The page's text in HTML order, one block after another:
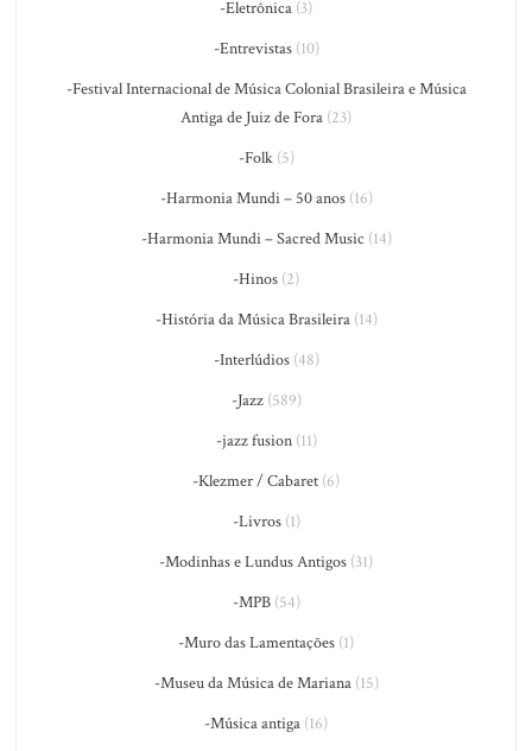
-Eletrônica (3)
-Entrevistas(10)
-Festival Internacional de Música Colonial Brasileira e Música
Antiga de Juiz de Fora (23)
-Folk(5)
-Harmonia Mundi – 50 anos(16)
-Harmonia Mundi – Sacred Music (14)
-Hinos (2)
-História da Música Brasileira(14)
-Interlúdios(48)
-Jazz(589)
-jazz fusion(11)
-Klezmer / Cabaret (6)
-Livros(1)
-Modinhas e Lundus Antigos (31)
-MPB(54)
-Muro das Lamentações (1)
-Museu da Música de Mariana(15)
-Música antiga (16)